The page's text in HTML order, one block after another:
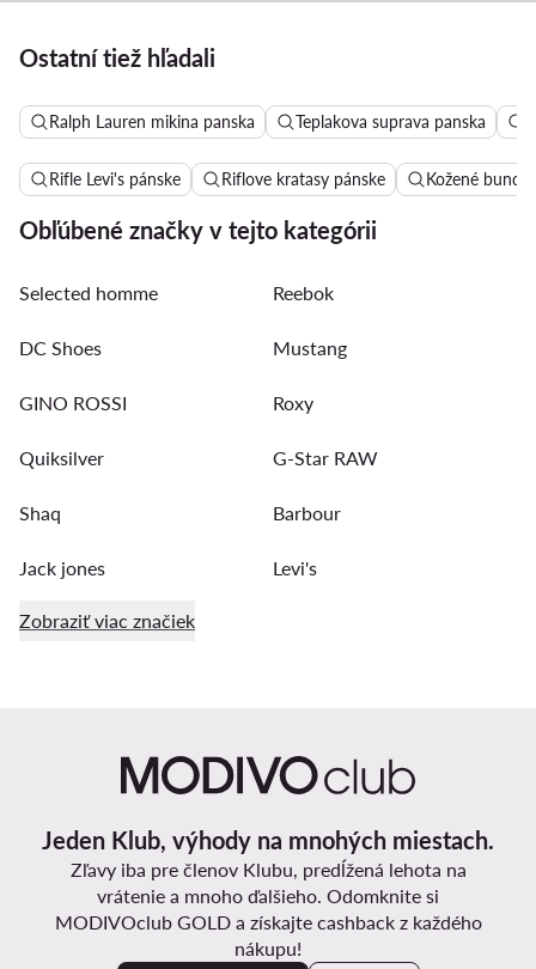
Ostatní tiež hľadali
Ralph Lauren mikina panska Teplakova suprava panska
Rifle Levi's pánske Riflove kratasy pánske Kožené bundy
Obľúbené značky v tejto kategórii
Selected homme Reebok
DC Shoes Mustang
GINO ROSSI Roxy
Quiksilver G-Star RAW
Shaq Barbour
Jack jones Levi's
Zobraziť viac značiek
Jeden Klub, výhody na mnohých miestach.
Zľavy iba pre členov Klubu, predĺžená lehota na
vrátenie a mnoho ďalšieho. Odomknite si
MODIVOclub GOLD a získajte cashback z každého
nákupu!